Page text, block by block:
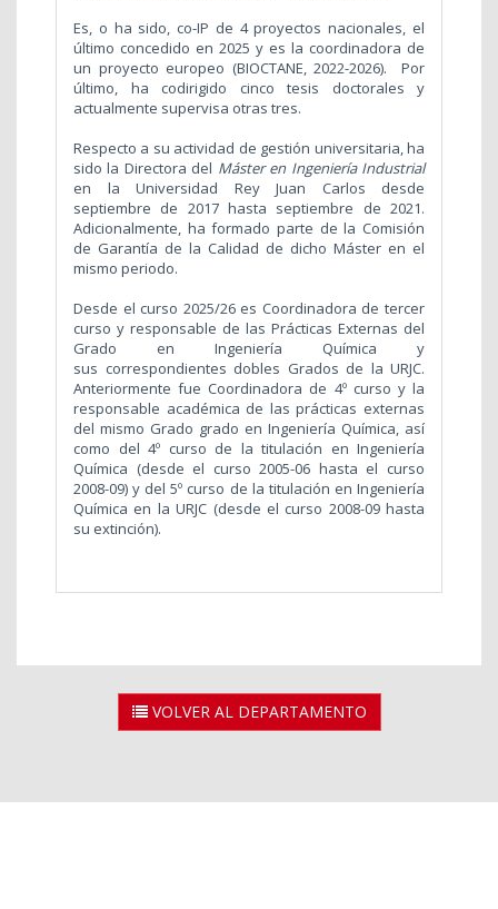
Es, o ha sido, co-IP de 4 proyectos nacionales, el
último concedido en 2025 y es la coordinadora de
un proyecto europeo (BIOCTANE, 2022-2026). Por
último, ha codirigido cinco tesis doctorales y
actualmente supervisa otras tres.
Respecto a su actividad de gestión universitaria, ha
sido la Directora del Máster en Ingeniería Industrial
en la Universidad Rey Juan Carlos desde
septiembre de 2017 hasta septiembre de 2021.
Adicionalmente, ha formado parte de la Comisión
de Garantía de la Calidad de dicho Máster en el
mismo periodo.
Desde el curso 2025/26 es Coordinadora de tercer
curso y responsable de las Prácticas Externas del
Grado en Ingeniería Química y
sus correspondientes dobles Grados de la URJC.
Anteriormentefue Coordinadora de 4º curso y la
responsable académica de las prácticas externas
del mismo Grado grado en Ingeniería Química, así
como del 4º curso de la titulación en Ingeniería
Química (desde el curso 2005-06 hasta el curso
2008-09) y del 5º curso de la titulación en Ingeniería
Química en la URJC (desde el curso 2008-09 hasta
su extinción).
VOLVER AL DEPARTAMENTO